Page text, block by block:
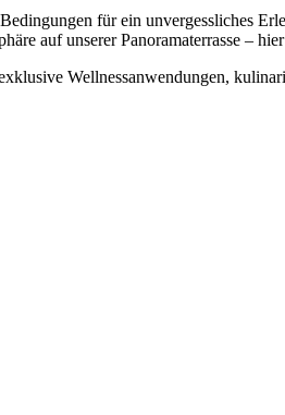
für ein unvergessliches
auf unserer Panoramaterrasse –
Wellnessanwendungen,